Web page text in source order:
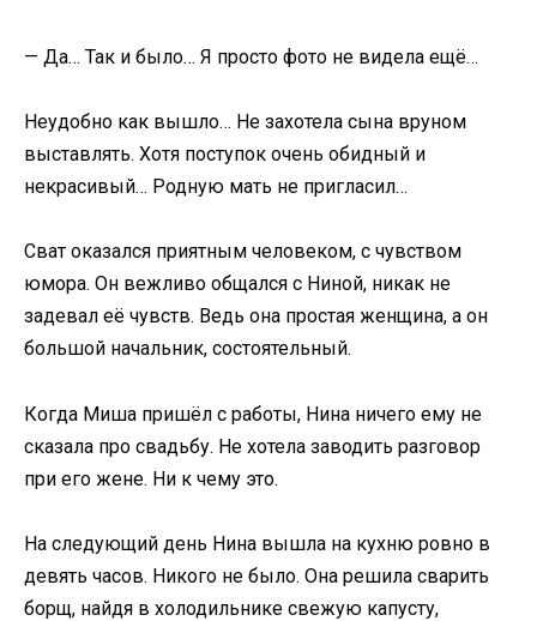
— Да… Так и было… Я просто фото не видела ещё…
Неудобно как вышло… Не захотела сына вруном
выставлять. Хотя поступок очень обидный и
некрасивый… Родную мать не пригласил…
Сват оказался приятным человеком, с чувством
юмора. Он вежливо общался с Ниной, никак не
задевал её чувств. Ведь она простая женщина, а он
большой начальник, состоятельный.
Когда Миша пришёл с работы, Нина ничего ему не
сказала про свадьбу. Не хотела заводить разговор
при его жене. Ни к чему это.
На следующий день Нина вышла на кухню ровно в
девять часов. Никого не было. Она решила сварить
борщ, найдя в холодильнике свежую капусту,